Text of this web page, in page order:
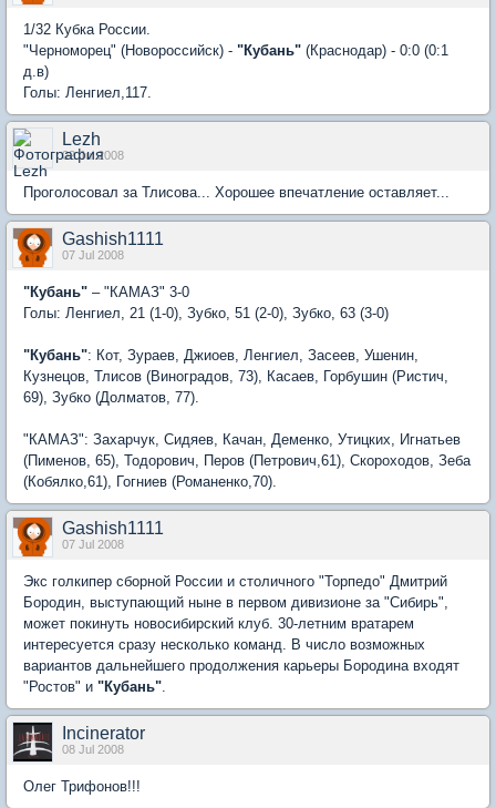
1/32 Кубка России.
"Черноморец" (Новороссийск) - "Кубань" (Краснодар) - 0:0 (0:1
д.в)
Голы: Ленгиел,117.
Lezh
02 Jul 2008
Проголосовал за Тлисова... Хорошее впечатление оставляет...
Gashish1111
07 Jul 2008
"Кубань" – "КАМАЗ" 3-0
Голы: Ленгиел, 21 (1-0), Зубко, 51 (2-0), Зубко, 63 (3-0)
"Кубань": Кот, Зураев, Джиоев, Ленгиел, Засеев, Ушенин,
Кузнецов, Тлисов (Виноградов, 73), Касаев, Горбушин (Ристич,
69), Зубко (Долматов, 77).
"КАМАЗ": Захарчук, Сидяев, Качан, Деменко, Утицких, Игнатьев
(Пименов, 65), Тодорович, Перов (Петрович,61), Скороходов, Зеба
(Кобялко,61), Гогниев (Романенко,70).
Gashish1111
07 Jul 2008
Экс голкипер сборной России и столичного "Торпедо" Дмитрий
Бородин, выступающий ныне в первом дивизионе за "Сибирь",
может покинуть новосибирский клуб. 30-летним вратарем
интересуется сразу несколько команд. В число возможных
вариантов дальнейшего продолжения карьеры Бородина входят
"Ростов" и "Кубань".
Incinerator
08 Jul 2008
Олег Трифонов!!!